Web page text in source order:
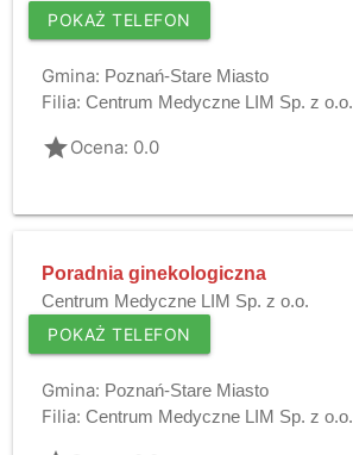
POKAŻ TELEFON
Gmina: Poznań-Stare Miasto
Filia: Centrum Medyczne LIM Sp. z o.o.
gradeOcena: 0.0
Poradnia ginekologiczna
Centrum Medyczne LIM Sp. z o.o.
POKAŻ TELEFON
Gmina: Poznań-Stare Miasto
Filia: Centrum Medyczne LIM Sp. z o.o.